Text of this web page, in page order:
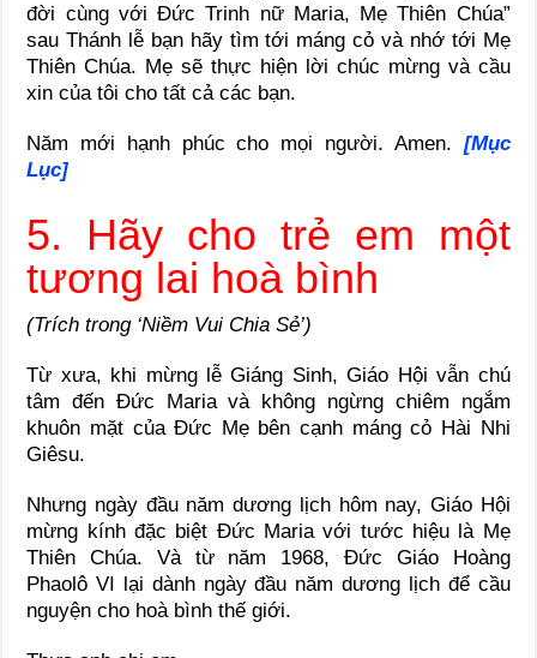
đời cùng với Đức Trinh nữ Maria, Mẹ Thiên Chúa”
sau Thánh lễ bạn hãy tìm tới máng cỏ và nhớ tới Mẹ
Thiên Chúa. Mẹ sẽ thực hiện lời chúc mừng và cầu
xin của tôi cho tất cả các bạn.
Năm mới hạnh phúc cho mọi người. Amen. [Mục
Lục]
5. Hãy cho trẻ em một
tương lai hoà bình
(Trích trong ‘Niềm Vui Chia Sẻ’)
Từ xưa, khi mừng lễ Giáng Sinh, Giáo Hội vẫn chú
tâm đến Đức Maria và không ngừng chiêm ngắm
khuôn mặt của Đức Mẹ bên cạnh máng cỏ Hài Nhi
Giêsu.
Nhưng ngày đầu năm dương lịch hôm nay, Giáo Hội
mừng kính đặc biệt Đức Maria với tước hiệu là Mẹ
Thiên Chúa. Và từ năm 1968, Đức Giáo Hoàng
Phaolô VI lại dành ngày đầu năm dương lịch để cầu
nguyện cho hoà bình thế giới.